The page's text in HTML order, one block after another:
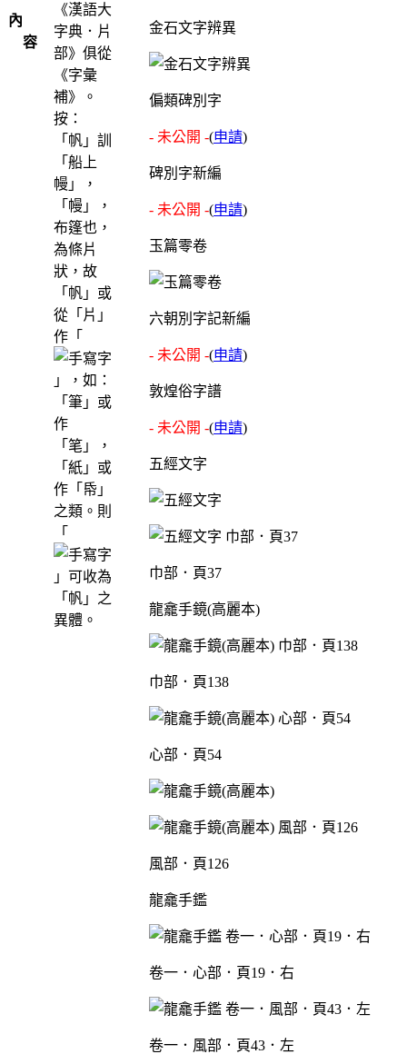
內
容
《漢語大
字典．片
部》俱從
《字彙
補》。
按：
「帆」訓
「船上
幔」，
「幔」，
布篷也，
為條片
狀，故
「帆」或
從「片」
作「
」，如：
「筆」或
作
「笔」，
「紙」或
作「帋」
之類。則
「
」可收為
「帆」之
異體。
金石文字辨異
偏類碑別字
- 未公開 -(申請)
碑別字新編
- 未公開 -(申請)
玉篇零卷
六朝別字記新編
- 未公開 -(申請)
敦煌俗字譜
- 未公開 -(申請)
五經文字
巾部．頁37
龍龕手鏡(高麗本)
巾部．頁138
心部．頁54
風部．頁126
龍龕手鑑
卷一．心部．頁19．右
卷一．風部．頁43．左